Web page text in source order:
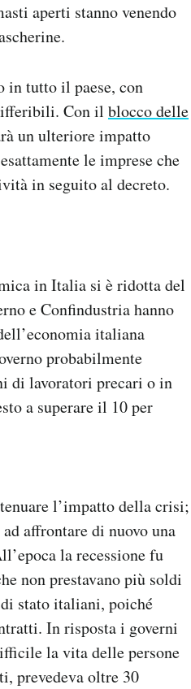
aperti stanno venendo
in tutto il paese, con
Con il blocco delle
un ulteriore impatto
le imprese che
in seguito al decreto.
in Italia si è ridotta del
e Confindustria hanno
italiana
probabilmente
di lavoratori precari o in
a superare il 10 per
l’impatto della crisi;
affrontare di nuovo una
la recessione fu
non prestavano più soldi
stato italiani, poiché
In risposta i governi
la vita delle persone
prevedeva oltre 30